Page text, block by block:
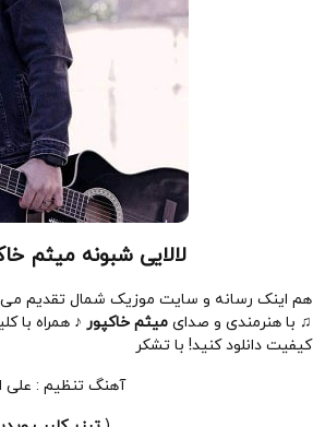
لالایی شبونه میثم
هم اینک رسانه و سایت موزیک شمال تقدیم می
♫ با هنرمندی و صدای میثم خاکپور ♪ همراه با
کیفیت دانلود کنید! با تشکر
آهنگ تنظیم :